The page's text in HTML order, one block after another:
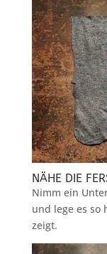
NÄHE DIE
Nimm ein
und lege es so
zeigt.